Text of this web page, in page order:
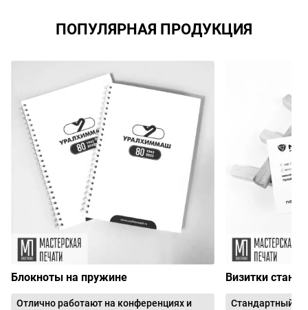
ПОПУЛЯРНАЯ ПРОДУКЦИЯ
Блокноты на пружине
Отлично работают на конференциях и
Визитки
Стандартный,